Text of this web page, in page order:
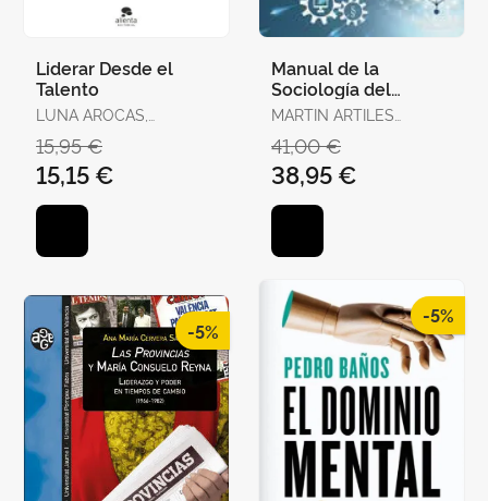
Liderar Desde el
Talento
LUNA AROCAS,
15,95 €
15,15 €
Manual de la
Sociología del
Trabajo y de las
MARTIN ARTILES
41,00 €
38,95 €
-5%
-5%